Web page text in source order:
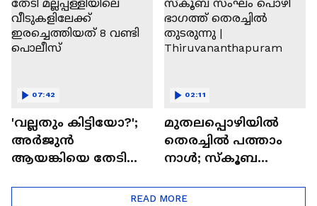
Aayanki | Kannur
'വല്ലതും കിട്ടിയോ?';
അർജുൻ
ആയങ്കിയെ തേടി
07:42
മുതലപ്പൊഴിയിൽ
തെരച്ചിൽ പത്താം
നാൾ; സ്കൂബ
ഭാഗത്ത് തെരച്ചിൽ
02:11
READ MORE